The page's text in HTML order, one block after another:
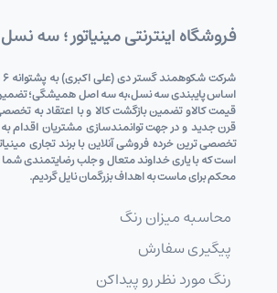
فروشگاه اینترنتی مینیاتور ؛ سه
اساس پایبندی سه نسل،به سه اصل همیشگی؛
قیمت کالاو تضمین بازگشت کالا و با اعتقاد به
قرن جدید و در جهت توانمندسازی مشتریان اقدام به
تخصصی ترین خرده فروشی آنلاین با برند تجاری
است که با یاری خداوند متعال و جلب رضایتمندی شما
محکم برای ماست به اهداف بزرگمان نایل گردیم.
محاسبه میزان رنگ
پیگیری سفارش
رنگ مورد نظر رو پیداکن